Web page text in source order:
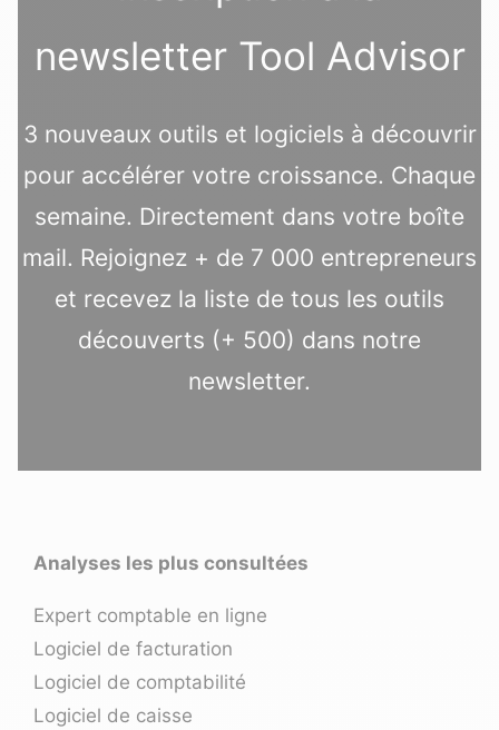
newsletter Tool Advisor
3 nouveaux outils et logiciels à découvrir
pour accélérer votre croissance. Chaque
semaine. Directement dans votre boîte
mail. Rejoignez + de 7 000 entrepreneurs
et recevez la liste de tous les outils
découverts (+ 500) dans notre
newsletter.
Analyses les plus consultées
Expert comptable en ligne
Logiciel de facturation
Logiciel de comptabilité
Logiciel de caisse